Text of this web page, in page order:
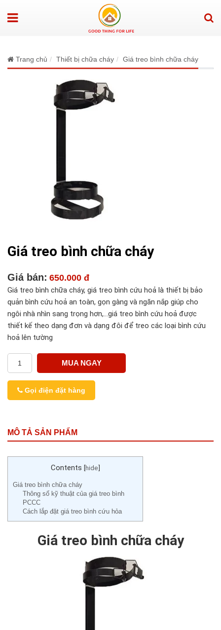
Trang chủ Thiết bị chữa cháy Giá treo bình chữa cháy
Giá treo bình chữa cháy
Giá bán: 650.000 đ
Giá treo bình chữa cháy, giá treo bình cứu hoả là thiết bị bảo
quản bình cứu hoả an toàn, gọn gàng và ngăn nắp giúp cho
ngôi nhà nhìn sang trọng hơn,…giá treo bình cứu hoả được
thiết kế theo dạng đơn và dạng đôi để treo các loại bình cứu
hoả lên tường
MUA NGAY
Gọi điện đặt hàng
MÔ TẢ SẢN PHẨM
Contents [hide]
Giá treo bình chữa cháy
Thông số kỹ thuật của giá treo bình
PCCC
Cách lắp đặt giá treo bình cứu hỏa
Giá treo bình chữa cháy